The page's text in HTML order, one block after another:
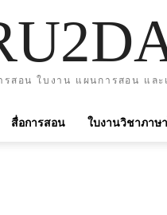
รสอน ใบงาน แผนการสอน แล
สื่อการสอน ใบงานวิชาภาษ